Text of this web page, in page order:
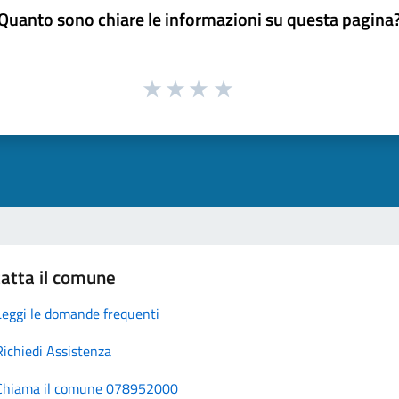
sono chiare le informazioni su questa
il comune
le domande frequenti
Assistenza
il comune 078952000